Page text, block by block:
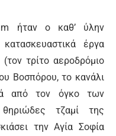
ήταν ο καθ’ ύλην
έργα
τρίτο αεροδρόμιο
Βοσπόρου, το κανάλι
από τον όγκο των
τζαμί της
την Αγία Σοφία